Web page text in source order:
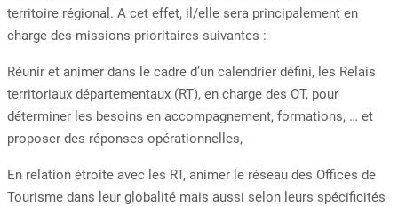
territoire régional. A cet effet, il/elle sera principalement en
charge des missions prioritaires suivantes :
Réunir et animer dans le cadre d’un calendrier défini, les Relais
territoriaux départementaux (RT), en charge des OT, pour
déterminer les besoins en accompagnement, formations, … et
proposer des réponses opérationnelles,
En relation étroite avec les RT, animer le réseau des Offices de
Tourisme dans leur globalité mais aussi selon leurs spécificités